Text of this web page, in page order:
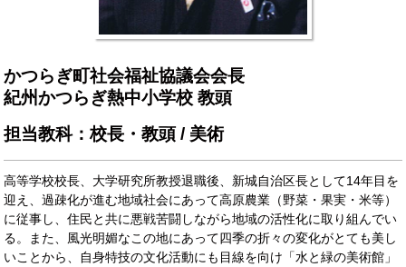
かつらぎ町社会福祉協議会会長
紀州かつらぎ熱中小学校 教頭
担当教科：校長・教頭 / 美術
高等学校校長、大学研究所教授退職後、新城自治区長として14年目を
迎え、過疎化が進む地域社会にあって高原農業（野菜・果実・米等）
に従事し、住民と共に悪戦苦闘しながら地域の活性化に取り組んでい
る。また、風光明媚なこの地にあって四季の折々の変化がとても美し
いことから、自身特技の文化活動にも目線を向け「水と緑の美術館」